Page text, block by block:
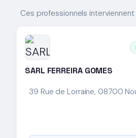
Ces professionnels
SARL FERREIRA GOMES
39 Rue de Lorraine, 08700